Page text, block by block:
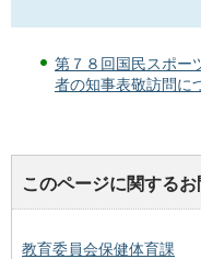
第７８回国民スポー
者の知事表敬訪問に
このページに関する
教育委員会保健体育課